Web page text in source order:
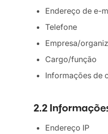
Endereço de e-
Telefone
Empresa/
Cargo/função
Informações de
2.2
Endereço IP